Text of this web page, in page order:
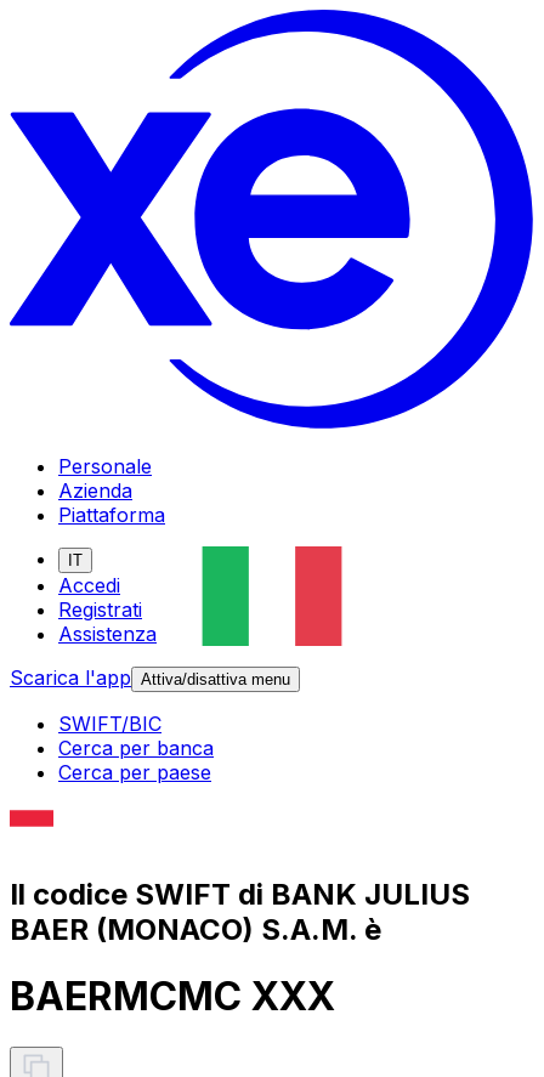
Personale
Azienda
Piattaforma
IT
Accedi
Registrati
Assistenza
Scarica l'app Attiva/disattiva menu
SWIFT/BIC
Cerca per banca
Cerca per paese
Il codice SWIFT di BANK JULIUS
BAER (MONACO) S.A.M. è
BAERMCMC XXX